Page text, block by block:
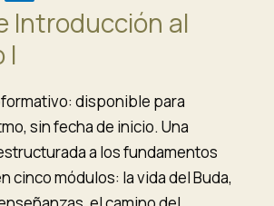
Introducción al
I
disponible para
sin fecha de inicio. Una
a los fundamentos
cinco módulos: la vida del Buda,